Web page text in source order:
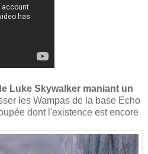
Luke Skywalker maniant un
les Wampas de la base Echo
dont l'existence est encore